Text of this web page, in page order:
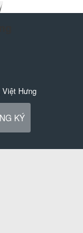
Việt Hưng
KÝ